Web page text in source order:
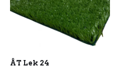
ÅT Lek 24